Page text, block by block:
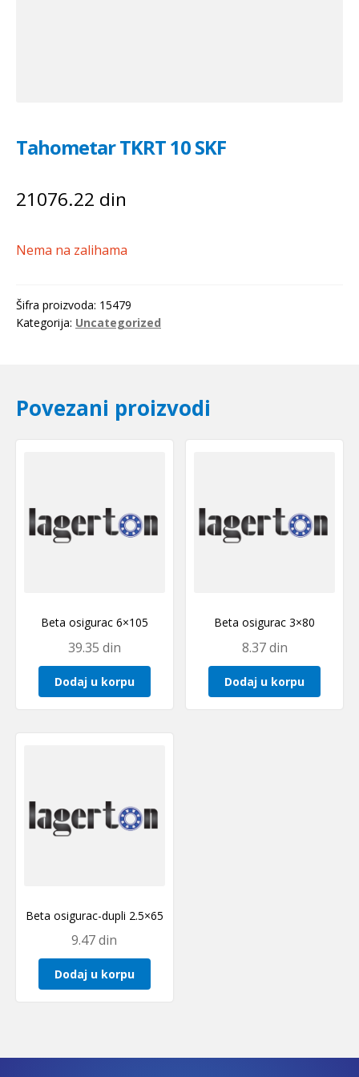
Tahometar TKRT 10 SKF
21076.22 din
Nema na zalihama
Šifra proizvoda: 15479
Kategorija: Uncategorized
Povezani proizvodi
Beta osigurac 6×105
39.35 din
Dodaj u korpu
Beta osigurac 3×80
8.37din
Dodaj u korpu
Beta osigurac-dupli 2.5×65
9.47din
Dodaj u korpu